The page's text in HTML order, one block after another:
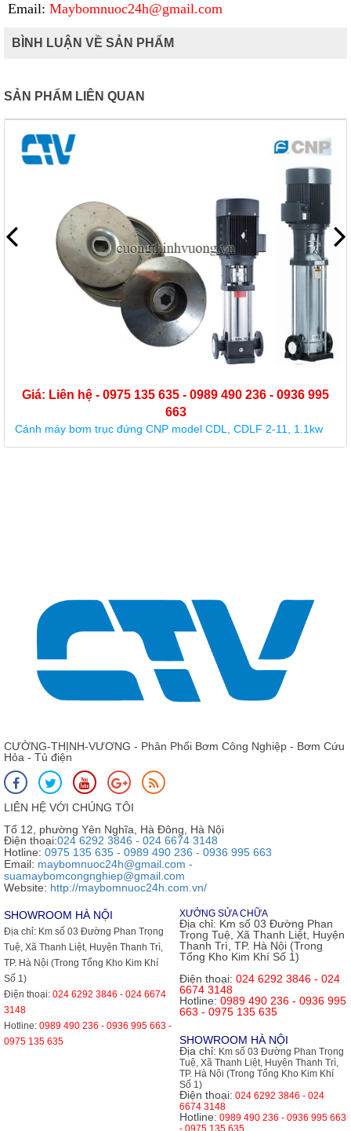
Email: Maybomnuoc24h@gmail.com
BÌNH LUẬN VỀ SẢN PHẨM
SẢN PHẨM LIÊN QUAN
CƯỜNG-THỊNH-VƯƠNG - Phân Phối Bơm Công Nghiệp - Bơm Cứu
Hỏa - Tủ điện
LIÊN HỆ VỚI CHÚNG TÔI
Tổ 12, phường Yên Nghĩa, Hà Đông, Hà Nội
Điện thoại:024 6292 3846 - 024 6674 3148
Hotline: 0975 135 635 - 0989 490 236 - 0936 995 663
Email: maybomnuoc24h@gmail.com -
suamaybomcongnghiep@gmail.com
Website: http://maybomnuoc24h.com.vn/
SHOWROOM HÀ NỘI
Địa chỉ: Km số 03 Đường Phan Trọng
Tuệ, Xã Thanh Liệt, Huyện Thanh Trì,
TP. Hà Nội (Trong Tổng Kho Kim Khí
Số 1)
Điện thoại: 024 6292 3846 - 024 6674
3148
Hotline: 0989 490 236 - 0936 995 663 -
0975 135 635
XƯỞNG SỬA CHỮA
Địa chỉ: Km số 03 Đường Phan
Trọng Tuệ, Xã Thanh Liệt, Huyện
Thanh Trì, TP. Hà Nội (Trong
Tổng Kho Kim Khí Số 1)
Điện thoại: 024 6292 3846 - 024
6674 3148
Hotline: 0989 490 236 - 0936 995
663 - 0975 135 635
SHOWROOM HÀ NỘI
Địa chỉ: Km số 03 Đường Phan Trọng
Tuệ, Xã Thanh Liệt, Huyện Thanh Trì,
TP. Hà Nội (Trong Tổng Kho Kim Khí
Số 1)
Điện thoại: 024 6292 3846 - 024
6674 3148
Hotline: 0989 490 236 - 0936 995 663
- 0975 135 635